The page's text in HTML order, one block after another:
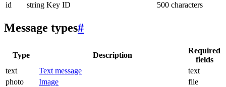
id
string Key ID 500 characters
Message types#
Type Description
Required
fields
text
Text message
text
photo
Image
file